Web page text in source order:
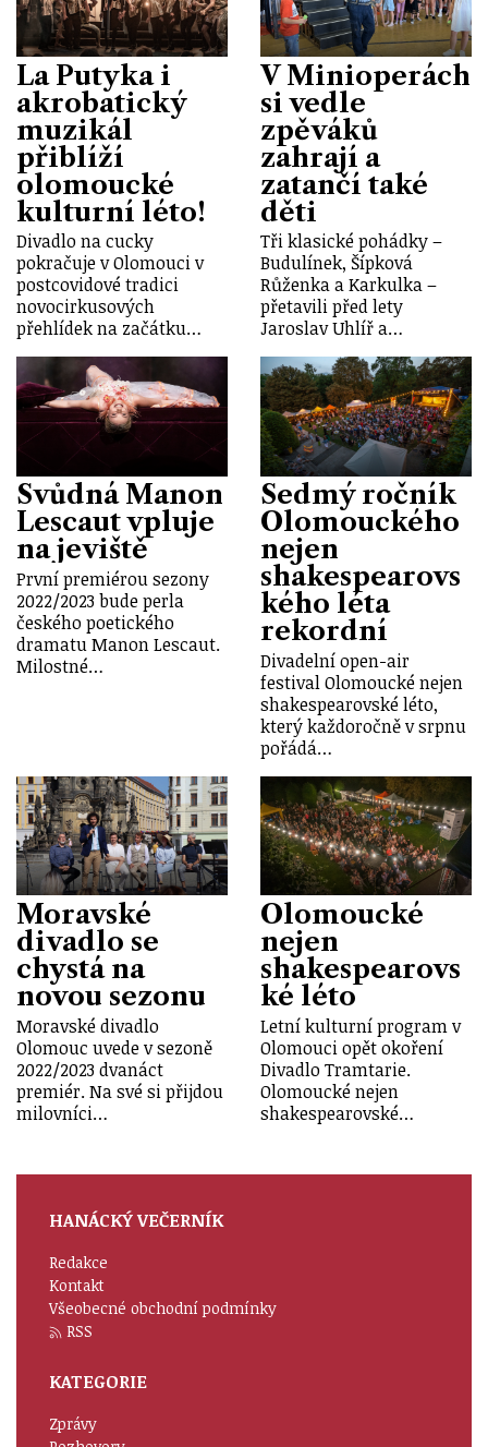
La Putyka i
akrobatický
muzikál
přiblíží
olomoucké
kulturní léto!
Divadlo na cucky
pokračuje v Olomouci v
postcovidové tradici
novocirkusových
přehlídek na začátku…
V Minioperách
si vedle
zpěváků
zahrají a
zatančí také
děti
Tři klasické pohádky –
Budulínek, Šípková
Růženka a Karkulka –
přetavili před lety
Jaroslav Uhlíř a…
Svůdná Manon
Lescaut vpluje
na jeviště
První premiérou sezony
2022/2023 bude perla
českého poetického
dramatu Manon Lescaut.
Milostné…
Sedmý ročník
Olomouckého
nejen
shakespearovs
kého léta
rekordní
Divadelní open-air
festival Olomoucké nejen
shakespearovské léto,
který každoročně v srpnu
pořádá…
Moravské
divadlo se
chystá na
novou sezonu
Moravské divadlo
Olomouc uvede v sezoně
2022/2023 dvanáct
premiér. Na své si přijdou
milovníci…
Olomoucké
nejen
shakespearovs
ké léto
Letní kulturní program v
Olomouci opět okoření
Divadlo Tramtarie.
Olomoucké nejen
shakespearovské…
HANÁCKÝ VEČERNÍK
Redakce
Kontakt
Všeobecné obchodní podmínky
RSS
KATEGORIE
Zprávy